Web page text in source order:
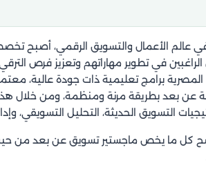
عالم الأعمال والتسويق الرقمي، أصبح
الراغبين في تطوير مهاراتهم وتعزيز فرص
المصرية برامج تعليمية ذات جودة عالية،
عن بعد بطريقة مرنة ومنظمة، ومن خلال
التسويق الحديثة، التحليل التسويقي،
كل ما يخص ماجستير تسويق عن بعد من